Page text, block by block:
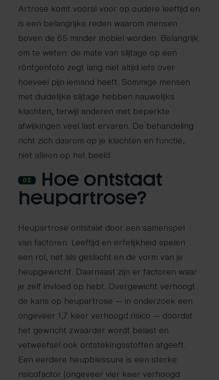
Artrose komt vooral voor op oudere leeftijd en
is een belangrijke reden waarom mensen
boven de 65 minder mobiel worden. Belangrijk
om te weten: de mate van slijtage op een
röntgenfoto zegt lang niet altijd iets over
hoeveel pijn iemand heeft. Sommige mensen
met duidelijke slijtage hebben nauwelijks
klachten, terwijl anderen met beperkte
afwijkingen veel last ervaren. De behandeling
richt zich daarom op je klachten en functie,
niet alleen op het beeld.
02
Hoe ontstaat
heupartrose?
Heupartrose ontstaat door een samenspel
van factoren. Leeftijd en erfelijkheid spelen
een rol, net als geslacht en de vorm van je
heupgewricht. Daarnaast zijn er factoren waar
je zelf invloed op hebt. Overgewicht verhoogt
de kans op heupartrose — in onderzoek een
ongeveer 1,7 keer verhoogd risico — doordat
het gewricht zwaarder wordt belast en
vetweefsel ook ontstekingsstoffen afgeeft.
Een eerdere heupblessure is een sterke
risicofactor (ongeveer vier keer verhoogd